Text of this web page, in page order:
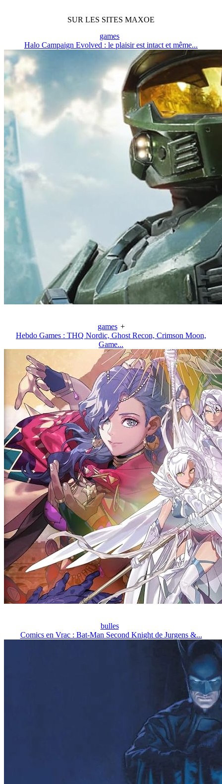
SUR LES SITES MAXOE
games
Halo Campaign Evolved : le plaisir est intact et même...
games +
Hebdo Games : THQ Nordic, Ghost Recon, Crimson Moon,
Game...
bulles
Comics en Vrac : Bat-Man Second Knight de Jurgens &...